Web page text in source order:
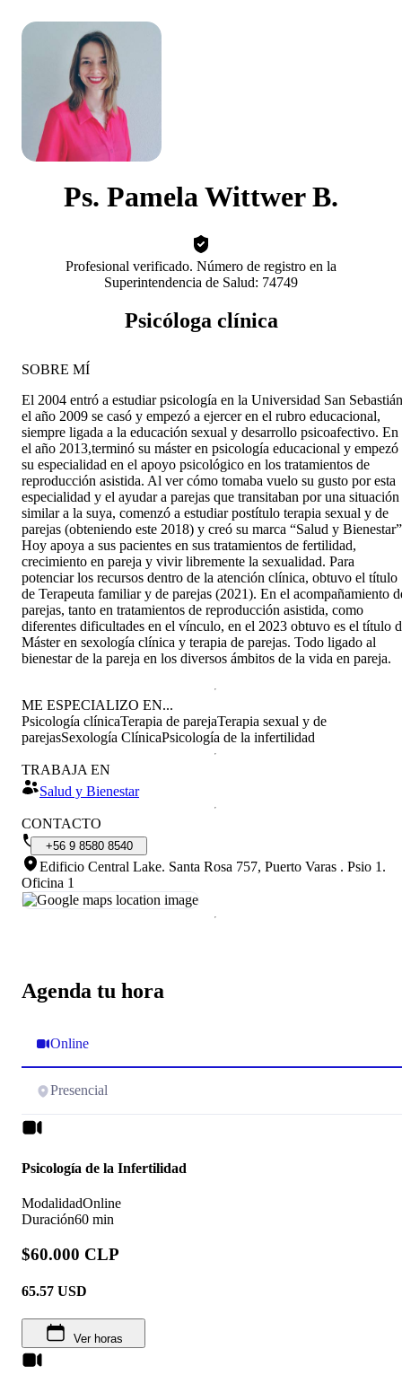
Ps. Pamela Wittwer B.
Profesional verificado. Número de registro en la
Superintendencia de Salud: 74749
Psicóloga clínica
Agenda tu hora
Online
Presencial
Psicología de la Infertilidad
ModalidadOnline
Duración60 min
$60.000 CLP
65.57 USD
Ver horas
SOBRE MÍ
El 2004 entró a estudiar psicología en la Universidad San
el año 2009 se casó y empezó a ejercer en el rubro educacional,
siempre ligada a la educación sexual y desarrollo psicoafectivo. En
el año 2013,terminó su máster en psicología educacional y empezó
su especialidad en el apoyo psicológico en los tratamientos de
reproducción asistida. Al ver cómo tomaba vuelo su gusto por esta
especialidad y el ayudar a parejas que transitaban por una situación
similar a la suya, comenzó a estudiar postítulo terapia sexual y de
parejas (obteniendo este 2018) y creó su marca “Salud y
Hoy apoya a sus pacientes en sus tratamientos de fertilidad,
crecimiento en pareja y vivir libremente la sexualidad. Para
potenciar los recursos dentro de la atención clínica, obtuvo el título
de Terapeuta familiar y de parejas (2021). En el acompañamiento
parejas, tanto en tratamientos de reproducción asistida, como
diferentes dificultades en el vínculo, en el 2023 obtuvo es el título
Máster en sexología clínica y terapia de parejas. Todo ligado al
bienestar de la pareja en los diversos ámbitos de la vida en pareja.
ME ESPECIALIZO EN...
Psicología clínicaTerapia de parejaTerapia sexual y de
parejasSexología ClínicaPsicología de la infertilidad
TRABAJA EN
Salud y Bienestar
CONTACTO
+56 9 8580 8540
Edificio Central Lake. Santa Rosa 757, Puerto Varas . Psio 1.
Oficina 1